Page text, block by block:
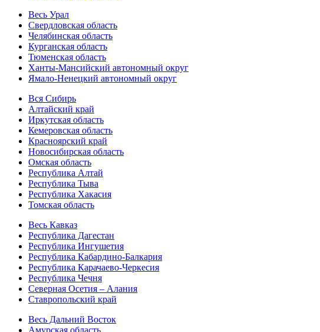
Весь Урал
Свердловская область
Челябинская область
Курганская область
Тюменская область
Ханты-Мансийский автономный округ
Ямало-Ненецкий автономный округ
Вся Сибирь
Алтайский край
Иркутская область
Кемеровская область
Красноярский край
Новосибирская область
Омская область
Республика Алтай
Республика Тыва
Республика Хакасия
Томская область
Весь Кавказ
Республика Дагестан
Республика Ингушетия
Республика Кабардино-Балкария
Республика Карачаево-Черкесия
Республика Чечня
Северная Осетия – Алания
Ставропольский край
Весь Дальний Восток
Амурская область